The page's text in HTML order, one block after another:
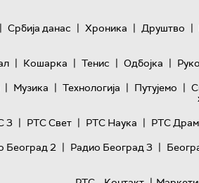
| Србија данас | Хроника | Друштво |
| Кошарка | Тенис | Одбојка |
| Музика | Технологијa | Путујемо |
3 | РТС Свет | РТС Наука | РТС
Београд 2 | Радио Београд 3 |